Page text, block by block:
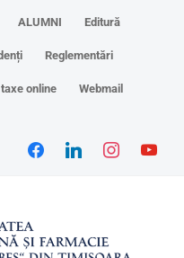
ALUMNI Editură
Reglementări
online Webmail